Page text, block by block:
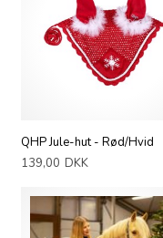
QHP Jule-hut - Rød/Hvid
139,00 DKK